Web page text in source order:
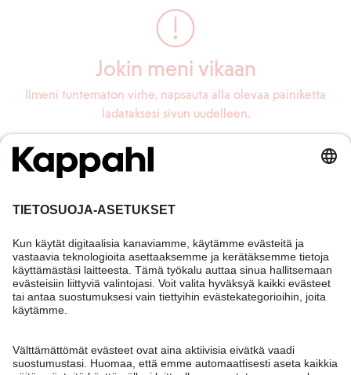
Jokin meni vikaan
Ilmeni tuntematon virhe, napsauta alla olevaa painiketta
ladataksesi sivun uudelleen.
Lataa sivu uudelleen